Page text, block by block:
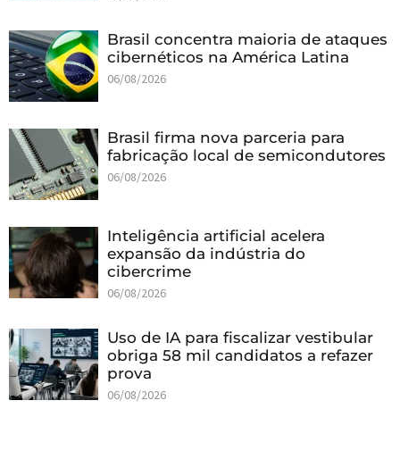
Brasil concentra maioria de ataques
cibernéticos na América Latina
06/08/2026
Brasil firma nova parceria para
fabricação local de semicondutores
06/08/2026
Inteligência artificial acelera
expansão da indústria do
cibercrime
06/08/2026
Uso de IA para fiscalizar vestibular
obriga 58 mil candidatos a refazer
prova
06/08/2026